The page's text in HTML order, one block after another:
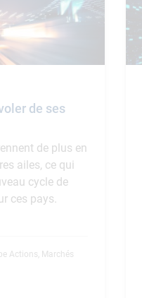
de ses
de plus en
ailes, ce qui
cycle de
ces pays.
Actions, Marchés